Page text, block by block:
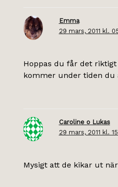
Emma
29 mars, 2011 kl.
Hoppas du får det
kommer under tiden du
Caroline o Lukas
29 mars, 2011 kl.
Mysigt att de kikar ut